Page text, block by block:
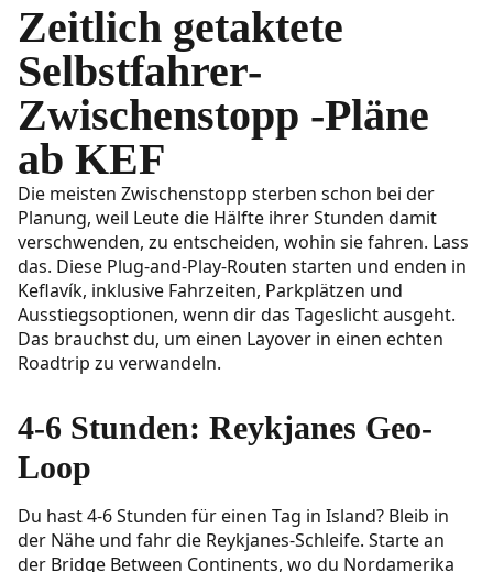
Zeitlich getaktete
Selbstfahrer-
Zwischenstopp -Pläne
ab KEF
Die meisten Zwischenstopp sterben schon bei der
Planung, weil Leute die Hälfte ihrer Stunden damit
verschwenden, zu entscheiden, wohin sie fahren. Lass
das. Diese Plug-and-Play-Routen starten und enden in
Keflavík, inklusive Fahrzeiten, Parkplätzen und
Ausstiegsoptionen, wenn dir das Tageslicht ausgeht.
Das brauchst du, um einen Layover in einen echten
Roadtrip zu verwandeln.
4-6 Stunden: Reykjanes Geo-
Loop
Du hast 4-6 Stunden für einen Tag in Island? Bleib in
der Nähe und fahr die Reykjanes-Schleife. Starte an
der Bridge Between Continents, wo du Nordamerika